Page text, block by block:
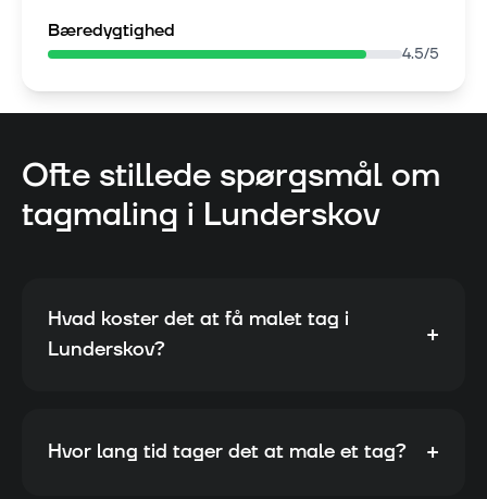
Bæredygtighed
4.5/5
Ofte stillede spørgsmål om
tagmaling i Lunderskov
Hvad koster det at få malet tag i
Lunderskov?
+
Hvor lang tid tager det at male et tag? +